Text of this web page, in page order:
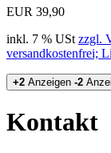
EUR 39,90
inkl. 7 % USt zzgl.
versandkostenfrei;
+2 Anzeigen -2
Kontakt